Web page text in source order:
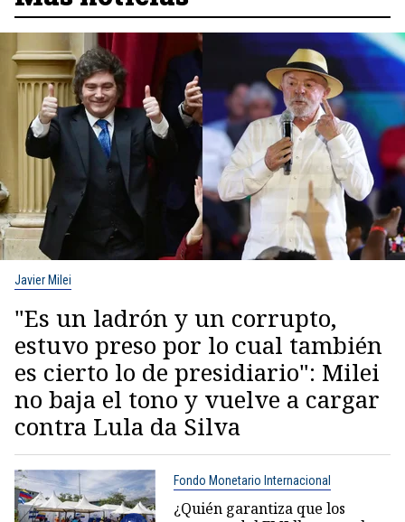
Javier Milei
"Es un ladrón y un corrupto,
estuvo preso por lo cual también
es cierto lo de presidiario": Milei
no baja el tono y vuelve a cargar
contra Lula da Silva
Fondo Monetario Internacional
¿Quién garantiza que los